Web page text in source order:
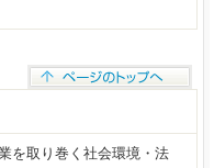
を取り巻く社会環境・法